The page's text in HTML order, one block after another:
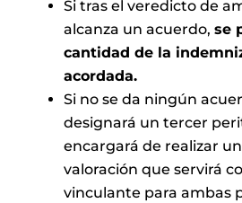
Si tras el veredicto de
alcanza un acuerdo, se
cantidad de la
acordada.
Si no se da ningún
designará un tercer
encargará de realizar
valoración que servirá
vinculante para ambas